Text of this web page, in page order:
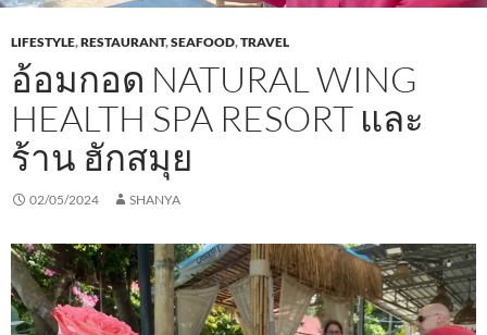
LIFESTYLE,RESTAURANT,SEAFOOD,TRAVEL
อ้อมกอด NATURAL WING
HEALTH SPA RESORT และ
ร้าน ฮักสมุย
02/05/2024 SHANYA